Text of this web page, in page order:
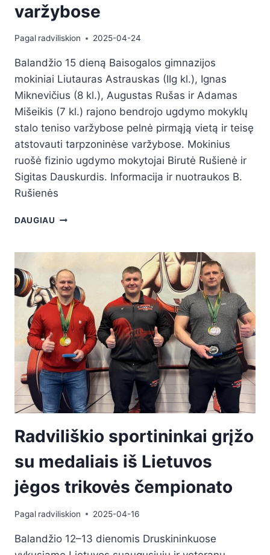
varžybose
Pagal radviliskion 2025-04-24
Balandžio 15 dieną Baisogalos gimnazijos
mokiniai Liutauras Astrauskas (IIg kl.), Ignas
Miknevičius (8 kl.), Augustas Rušas ir Adamas
Mišeikis (7 kl.) rajono bendrojo ugdymo mokyklų
stalo teniso varžybose pelnė pirmąją vietą ir teisę
atstovauti tarpzoninėse varžybose. Mokinius
ruošė fizinio ugdymo mokytojai Birutė Rušienė ir
Sigitas Dauskurdis. Informacija ir nuotraukos B.
Rušienės
DAUGIAU
Radviliškio sportininkai grįžo
su medaliais iš Lietuvos
jėgos trikovės čempionato
Pagal radviliskion 2025-04-16
Balandžio 12–13 dienomis Druskininkuose